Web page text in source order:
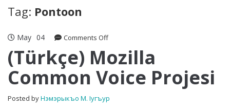
Tag: Pontoon
May 04 Comments Offon
Mozilla
Common
Voice
(Türkçe) Mozilla
Common Voice Projesi
Posted byНэмэрыкъо М. Iугъур